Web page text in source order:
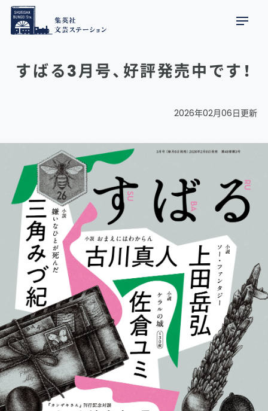
すばる3月号、好評発売中です！
2026年02月06日更新
すばる3月号、好評発売中です！